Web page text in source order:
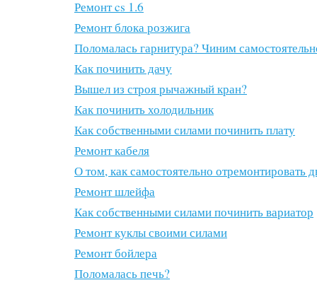
Ремонт cs 1.6
Ремонт блока розжига
Поломалась гарнитура? Чиним
Как починить дачу
Вышел из строя рычажный кран?
Как починить холодильник
Как собственными силами починить плату
Ремонт кабеля
О том, как самостоятельно отремонтировать
Ремонт шлейфа
Как собственными силами починить вариатор
Ремонт куклы своими силами
Ремонт бойлера
Поломалась печь?